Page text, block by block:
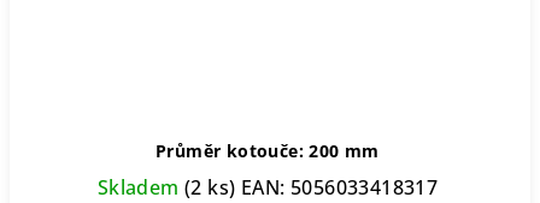
Průměr kotouče: 200 mm
Skladem(2 ks) EAN: 5056033418317